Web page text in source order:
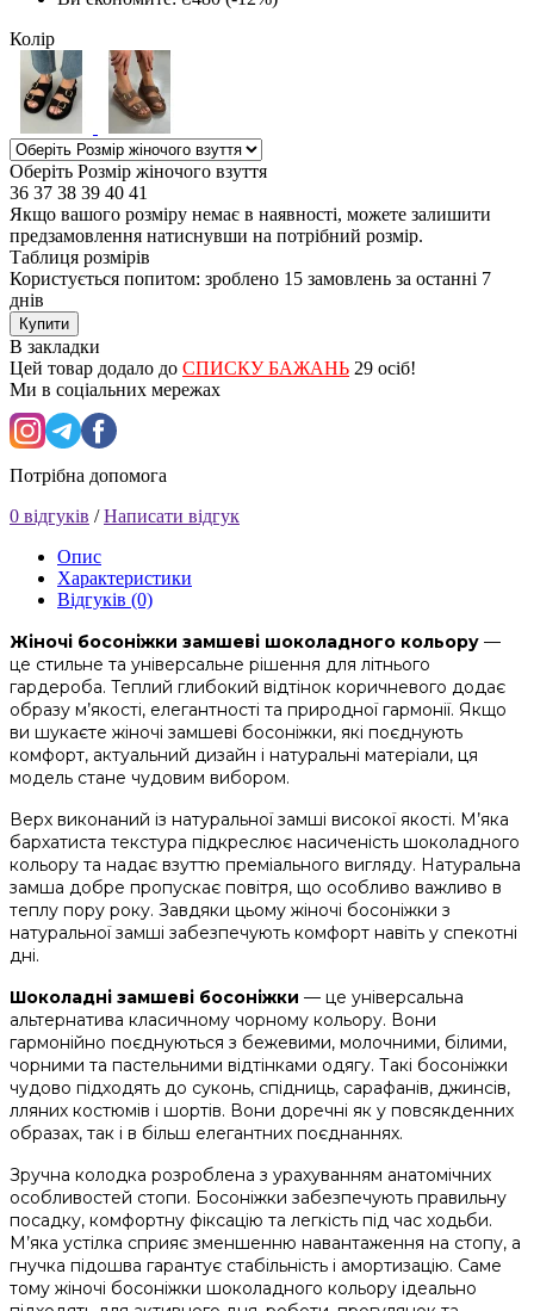
Колір
Оберіть Розмір жіночого взуття
36 37 38 39 40 41
Якщо вашого розміру немає в наявності, можете залишити
предзамовлення натиснувши на потрібний розмір.
Таблиця розмірів
Користується попитом: зроблено 15 замовлень за останні 7
днів
Купити
В закладки
Цей товар додало до СПИСКУ БАЖАНЬ 29 осіб!
Ми в соціальних мережах
Потрібна допомога
0 відгуків /Написати відгук
Опис
Характеристики
Відгуків (0)
Жіночі босоніжки замшеві шоколадного кольору —
це стильне та універсальне рішення для літнього
гардероба. Теплий глибокий відтінок коричневого додає
образу м’якості, елегантності та природної гармонії. Якщо
ви шукаєте жіночі замшеві босоніжки, які поєднують
комфорт, актуальний дизайн і натуральні матеріали, ця
модель стане чудовим вибором.
Верх виконаний із натуральної замші високої якості. М’яка
бархатиста текстура підкреслює насиченість шоколадного
кольору та надає взуттю преміального вигляду. Натуральна
замша добре пропускає повітря, що особливо важливо в
теплу пору року. Завдяки цьому жіночі босоніжки з
натуральної замші забезпечують комфорт навіть у спекотні
дні.
Шоколадні замшеві босоніжки — це універсальна
альтернатива класичному чорному кольору. Вони
гармонійно поєднуються з бежевими, молочними, білими,
чорними та пастельними відтінками одягу. Такі босоніжки
чудово підходять до суконь, спідниць, сарафанів, джинсів,
лляних костюмів і шортів. Вони доречні як у повсякденних
образах, так і в більш елегантних поєднаннях.
Зручна колодка розроблена з урахуванням анатомічних
особливостей стопи. Босоніжки забезпечують правильну
посадку, комфортну фіксацію та легкість під час ходьби.
М’яка устілка сприяє зменшенню навантаження на стопу, а
гнучка підошва гарантує стабільність і амортизацію. Саме
тому жіночі босоніжки шоколадного кольору ідеально